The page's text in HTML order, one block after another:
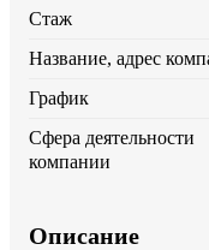
Стаж
Название, адрес
График
Сфера деятельности
компании
Описание